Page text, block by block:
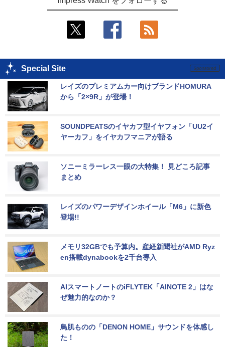
Special Site
レイズのプレミアムカー向けブランドHOMURA
から「2×9R」が登場！
SOUNDPEATSのイヤカフ型イヤフォン「UU2イ
ヤーカフ」をイヤカフマニアが語る
ソニーミラーレス一眼の大特集！ 見どころ記事
まとめ
レイズのパワーデザインホイール「M6」に新色
登場!!
メモリ32GBでも予算内。産経新聞社がAMD Ryz
en搭載dynabookを2千台導入
AIスマートノートのiFLYTEK「AINOTE 2」はな
ぜ魅力的なのか？
鳥肌ものの「DENON HOME」サウンドを体感し
た！